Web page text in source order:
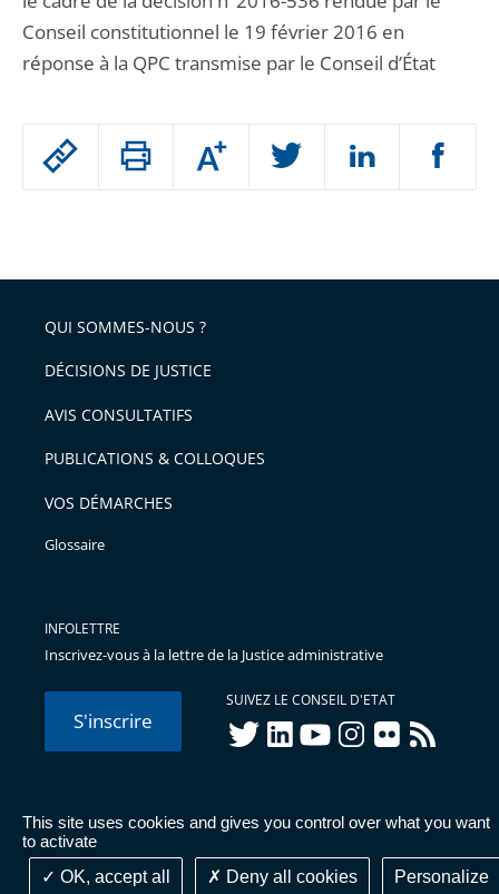
This site uses cookies and gives you control over what you want
to activate
OK, accept all
Deny all cookies Personalize
Passer
arriver
après
Augmenter
ou
l'article
pour
avant
Conseil constitutionnel le 19 février 2016 en
réponse à la QPC transmise par le Conseil d’État
QUI SOMMES-NOUS ?
DÉCISIONS DE JUSTICE
AVIS CONSULTATIFS
PUBLICATIONS & COLLOQUES
VOS DÉMARCHES
Glossaire
INFOLETTRE
Inscrivez-vous à la lettre de la Justice administrative
S'inscrire
SUIVEZ LE CONSEIL D'ETAT
twitterlinkedInyoutubeinstagram
flickr rss
© Conseil d'État 2026 - Mentions légales
Données
personnelles-Publications administratives-Accessibilité :
partiellement conforme